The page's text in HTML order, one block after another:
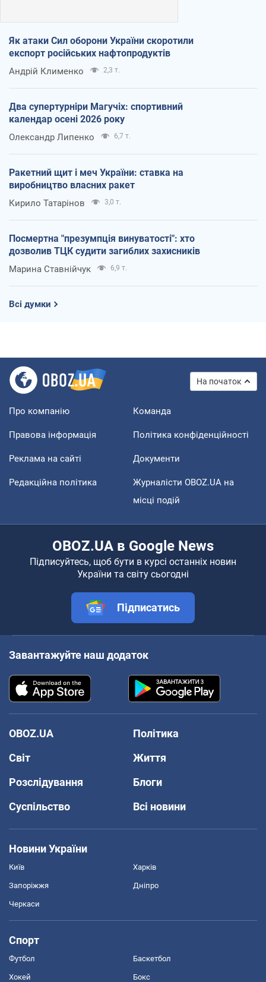
Як атаки Сил оборони України скоротили
експорт російських нафтопродуктів
Андрій Клименко 2,3 т.
Два супертурніри Магучіх: спортивний
календар осені 2026 року
Олександр Липенко 6,7 т.
Ракетний щит і меч України: ставка на
виробництво власних ракет
Кирило Татарінов 3,0 т.
Посмертна "презумпція винуватості": хто
дозволив ТЦК судити загиблих захисників
Марина Ставнійчук 6,9 т.
Всі думки
На початок
Про компанію Команда
Правова інформація Політика конфіденційності
Реклама на сайті Документи
Редакційна політика
Журналісти OBOZ.UA на
місці подій
OBOZ.UA в Google News
Підписуйтесь, щоб бути в курсі останніх новин
України та світу сьогодні
Підписатись
Завантажуйте наш додаток
OBOZ.UA
Політика
Світ
Життя
Розслідування
Блоги
Суспільство
Всі новини
Новини України
Київ Харків
Запоріжжя Дніпро
Черкаси
Спорт
Футбол Баскетбол
Хокей Бокс